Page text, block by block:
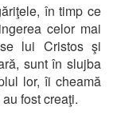
în timp ce
celor mai
lui Cristos şi
sunt în slujba
lor, îi cheamă
fost creaţi.